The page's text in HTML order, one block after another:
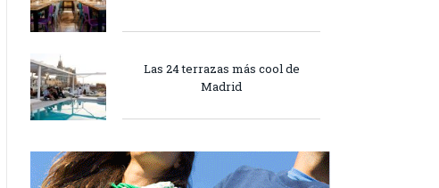
Las 24 terrazas más cool de
Madrid